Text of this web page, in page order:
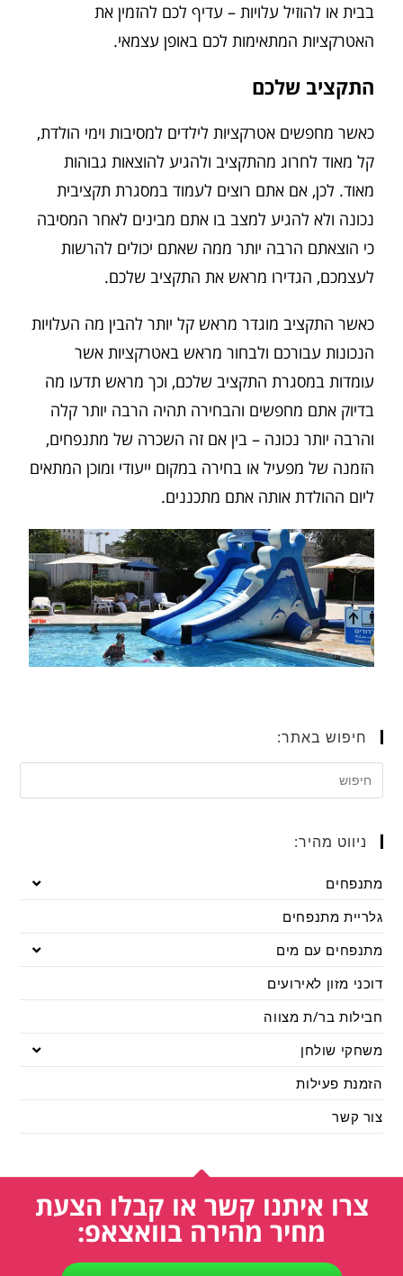
בבית או להוזיל עלויות – עדיף לכם להזמין את
האטרקציות המתאימות לכם באופן עצמאי.
התקציב שלכם
כאשר מחפשים אטרקציות לילדים למסיבות וימי הולדת,
קל מאוד לחרוג מהתקציב ולהגיע להוצאות גבוהות
מאוד. לכן, אם אתם רוצים לעמוד במסגרת תקציבית
נכונה ולא להגיע למצב בו אתם מבינים לאחר המסיבה
כי הוצאתם הרבה יותר ממה שאתם יכולים להרשות
לעצמכם, הגדירו מראש את התקציב שלכם.
כאשר התקציב מוגדר מראש קל יותר להבין מה העלויות
הנכונות עבורכם ולבחור מראש באטרקציות אשר
עומדות במסגרת התקציב שלכם, וכך מראש תדעו מה
בדיוק אתם מחפשים והבחירה תהיה הרבה יותר קלה
והרבה יותר נכונה – בין אם זה השכרה של מתנפחים,
הזמנה של מפעיל או בחירה במקום ייעודי ומוכן המתאים
ליום ההולדת אותה אתם מתכננים.
חיפוש באתר:
ניווט מהיר:
מתנפחים
גלריית מתנפחים
מתנפחים עם מים
דוכני מזון לאירועים
חבילות בר/ת מצווה
משחקי שולחן
הזמנת פעילות
צור קשר
צרו איתנו קשר או קבלו הצעת
מחיר מהירה בוואצאפ: